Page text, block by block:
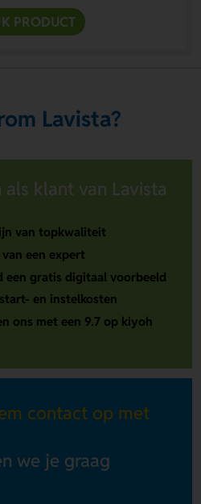
PRODUCT
Lavista?
klant van Lavista
van topkwaliteit
een expert
een gratis digitaal voorbeeld
en instelkosten
ons met een 9.7 op kiyoh
contact op met
we je graag